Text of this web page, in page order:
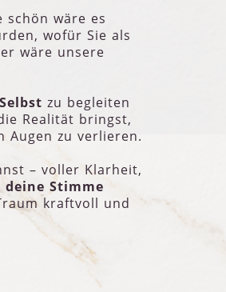
schön wäre es
wofür Sie als
wäre unsere
zu begleiten
Realität bringst,
Augen zu verlieren.
– voller Klarheit,
deine Stimme
kraftvoll und